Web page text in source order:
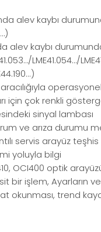
alev kaybı
alev kaybı
LME41.054…/
için çok renkli
sinyal lambası
ve arıza durumu
servis arayüz
yoluyla bilgi
OCI400 optik
bir işlem, Ayarların
okunması, trend